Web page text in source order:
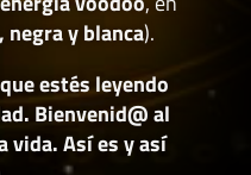
negra y blanca).
estés leyendo
Bienvenid@ al
vida. Así es y así